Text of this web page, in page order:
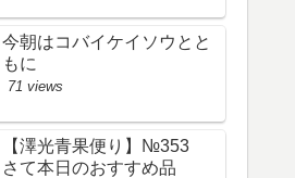
今朝はコバイケイソウとと
もに
71 views
【澤光青果便り】№353
さて本日のおすすめ品